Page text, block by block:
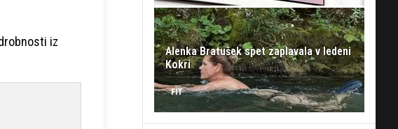
iz
Alenka Bratušek spet zaplavala v ledeni
Kokri
FIT